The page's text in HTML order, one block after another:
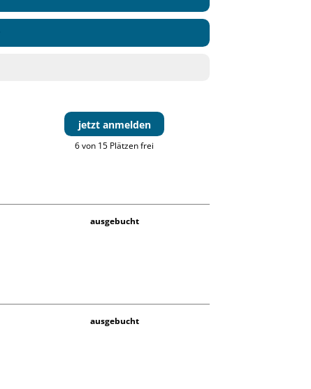
jetzt anmelden
6 von 15 Plätzen frei
ausgebucht
ausgebucht